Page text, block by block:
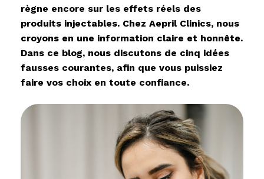
règne encore sur les effets réels des
produits injectables. Chez Aepril Clinics, nous
croyons en une information claire et honnête.
Dans ce blog, nous discutons de cinq idées
fausses courantes, afin que vous puissiez
faire vos choix en toute confiance.